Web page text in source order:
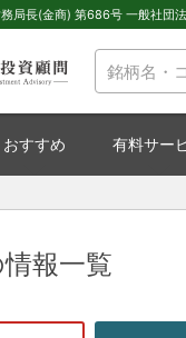
局長(金商) 第686号 一般社団
おすすめ 有料サー
報一覧